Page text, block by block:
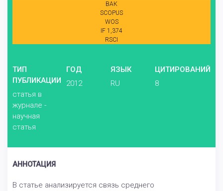
ВАК
SCOPUS
WOS
IF 1,374
RSCI
ТИП
ПУБЛИКАЦИИ
статья в
журнале -
научная
статья
ГОД
2012
ЯЗЫК
RU
ЦИТИРОВАНИЙ
8
АННОТАЦИЯ
В статье анализируется связь среднего